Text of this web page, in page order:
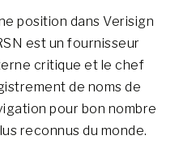
position dans Verisign
est un fournisseur
critique et le chef
de noms de
pour bon nombre
reconnus du monde.